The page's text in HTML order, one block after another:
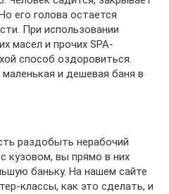
его голова остается
При использовании
масел и прочих SPA-
способ оздоровиться.
и дешевая баня в
раздобыть нерабочий
кузовом, вы прямо в них
баньку. На нашем сайте
классы, как это сделать, и